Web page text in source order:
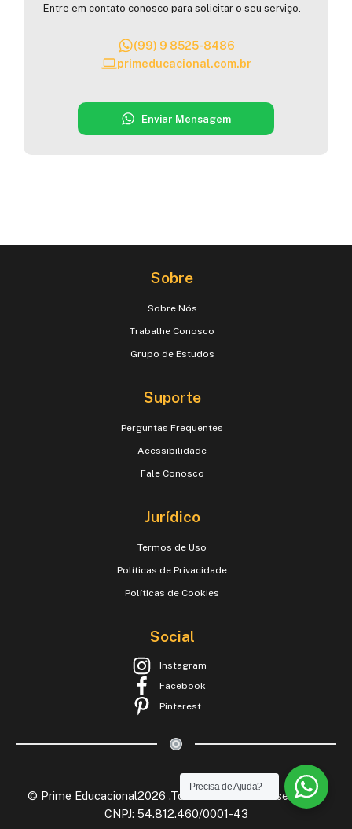
Entre em contato conosco para solicitar o seu serviço.
(99) 9 8525-8486
primeducacional.com.br
Enviar Mensagem
Sobre
Sobre Nós
Trabalhe Conosco
Grupo de Estudos
Suporte
Perguntas Frequentes
Acessibilidade
Fale Conosco
Jurídico
Termos de Uso
Políticas de Privacidade
Políticas de Cookies
Social
Instagram
Facebook
Pinterest
© Prime Educacional2026 .Todos os Direitos Reservados.
CNPJ: 54.812.460/0001-43
Precisa de Ajuda?